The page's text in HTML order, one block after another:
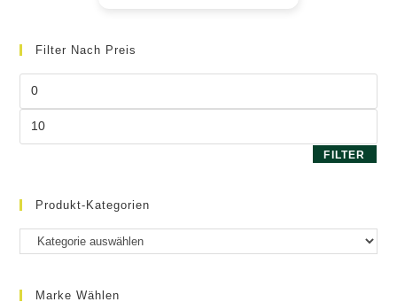
Filter Nach Preis
FILTER
Produkt-Kategorien
Marke Wählen